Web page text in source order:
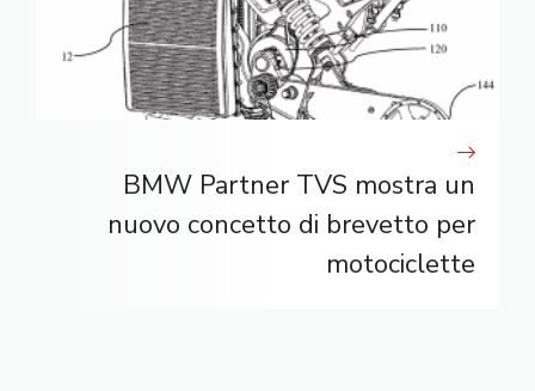
BMW Partner TVS mostra un
nuovo concetto di brevetto per
motociclette